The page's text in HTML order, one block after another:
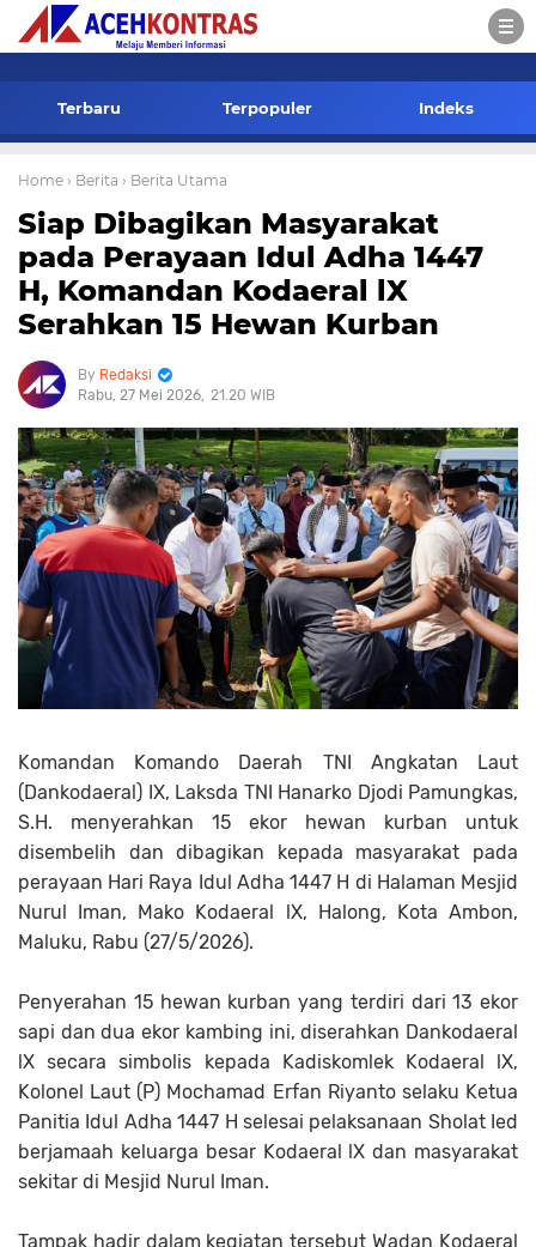
Terbaru Terpopuler Indeks
Home › Berita › Berita Utama
Siap Dibagikan Masyarakat
pada Perayaan Idul Adha 1447
H, Komandan Kodaeral lX
Serahkan 15 Hewan Kurban
Redaksi
Rabu, 27 Mei 2026 21.20 WIB
Komandan Komando Daerah TNI Angkatan Laut
(Dankodaeral) IX, Laksda TNI Hanarko Djodi Pamungkas,
S.H. menyerahkan 15 ekor hewan kurban untuk
disembelih dan dibagikan kepada masyarakat pada
perayaan Hari Raya Idul Adha 1447 H di Halaman Mesjid
Nurul Iman, Mako Kodaeral lX, Halong, Kota Ambon,
Maluku, Rabu (27/5/2026).
Penyerahan 15 hewan kurban yang terdiri dari 13 ekor
sapi dan dua ekor kambing ini, diserahkan Dankodaeral
lX secara simbolis kepada Kadiskomlek Kodaeral lX,
Kolonel Laut (P) Mochamad Erfan Riyanto selaku Ketua
Panitia Idul Adha 1447 H selesai pelaksanaan Sholat Ied
berjamaah keluarga besar Kodaeral lX dan masyarakat
sekitar di Mesjid Nurul Iman.
Tampak hadir dalam kegiatan tersebut Wadan Kodaeral